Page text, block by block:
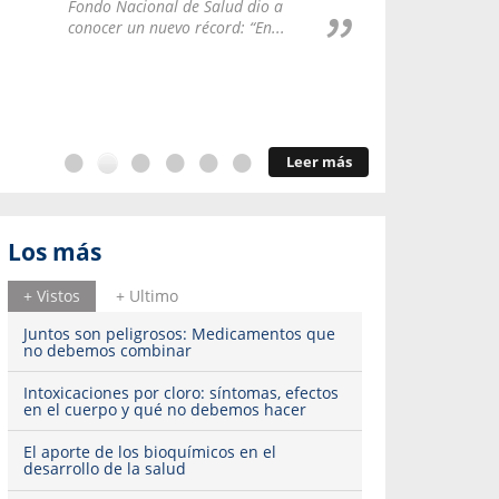
Fondo Nacional de Salud dio a
conocer un nuevo récord: “En...
Leer más
Los más
+ Vistos
+ Ultimo
Juntos son peligrosos: Medicamentos que
no debemos combinar
Intoxicaciones por cloro: síntomas, efectos
en el cuerpo y qué no debemos hacer
El aporte de los bioquímicos en el
desarrollo de la salud